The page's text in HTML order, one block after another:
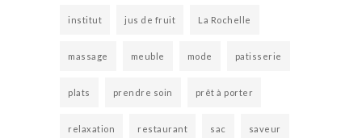
institut jus de fruit La Rochelle
massage meuble mode patisserie
plats prendre soin prêt à porter
relaxation restaurant sac saveur